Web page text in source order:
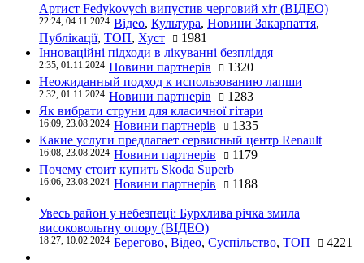
Артист Fedykovych випустив черговий хіт (ВІДЕО)
22:24, 04.11.2024 Відео, Культура, Новини Закарпаття,
Публікації, ТОП, Хуст
1981
Інноваційні підходи в лікуванні безпліддя
2:35, 01.11.2024 Новини партнерів
1320
Неожиданный подход к использованию лапши
2:32, 01.11.2024 Новини партнерів
1283
Як вибрати струни для класичної гітари
16:09, 23.08.2024 Новини партнерів
1335
Какие услуги предлагает сервисный центр Renault
16:08, 23.08.2024 Новини партнерів
1179
Почему стоит купить Skoda Superb
16:06, 23.08.2024 Новини партнерів 1188
Увесь район у небезпеці: Бурхлива річка змила
високовольтну опору (ВІДЕО)
18:27, 10.02.2024 Берегово, Відео, Суспільство, ТОП 4221